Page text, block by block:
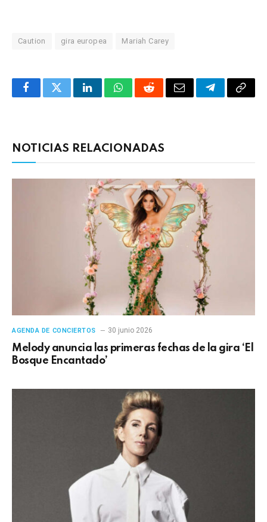
Caution gira europea Mariah Carey
FacebookTwitterLinkedInWhatsAppRedditCorreoTelegrama
NOTICIAS RELACIONADAS
AGENDA DE CONCIERTOS 30 junio 2026
Melody anuncia las primeras fechas de la gira ‘El
Bosque Encantado’